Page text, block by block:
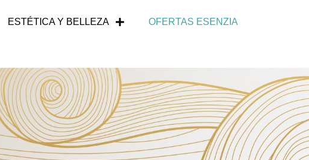
ESTÉTICA Y BELLEZA OFERTAS ESENZIA